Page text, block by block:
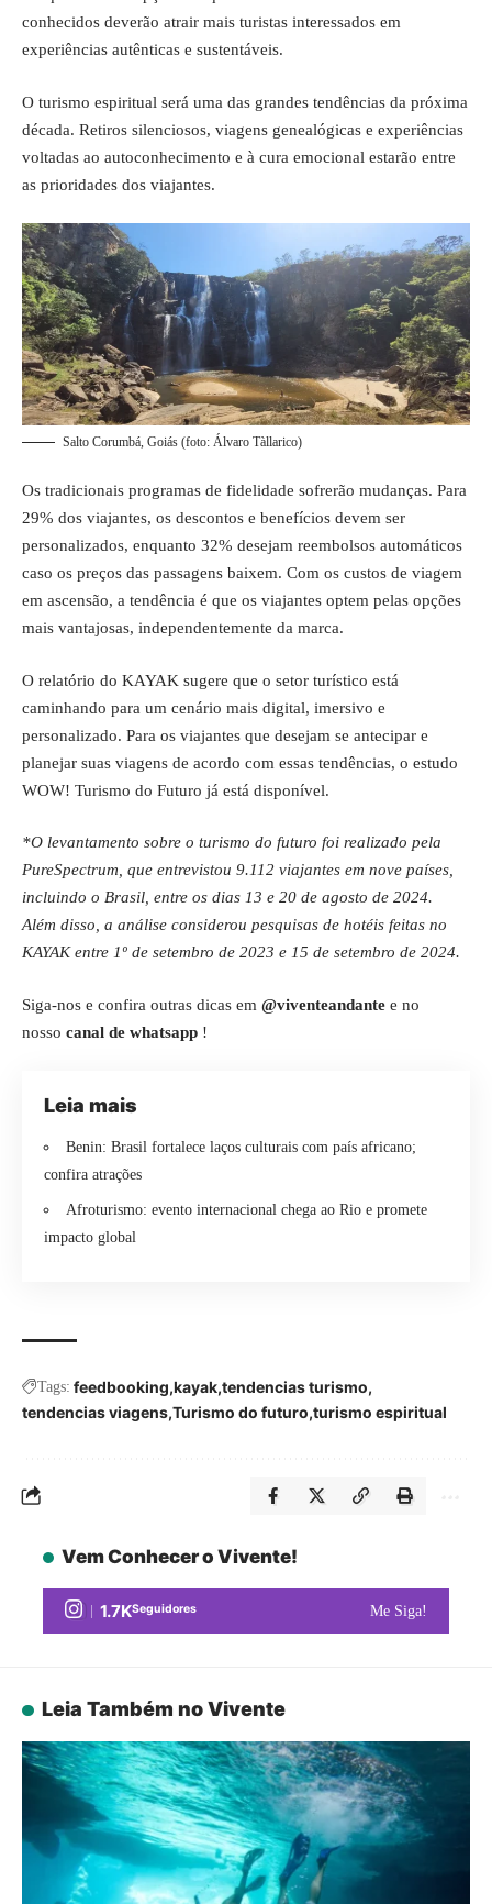
conhecidos deverão atrair mais turistas interessados em
experiências autênticas e sustentáveis.
O turismo espiritual será uma das grandes tendências da próxima
década. Retiros silenciosos, viagens genealógicas e experiências
voltadas ao autoconhecimento e à cura emocional estarão entre
as prioridades dos viajantes.
Salto Corumbá, Goiás (foto: Álvaro Tàllarico)
Os tradicionais programas de fidelidade sofrerão mudanças. Para
29% dos viajantes, os descontos e benefícios devem ser
personalizados, enquanto 32% desejam reembolsos automáticos
caso os preços das passagens baixem. Com os custos de viagem
em ascensão, a tendência é que os viajantes optem pelas opções
mais vantajosas, independentemente da marca.
O relatório do KAYAK sugere que o setor turístico está
caminhando para um cenário mais digital, imersivo e
personalizado. Para os viajantes que desejam se antecipar e
planejar suas viagens de acordo com essas tendências, o estudo
WOW! Turismo do Futuro já está disponível.
*O levantamento sobre o turismo do futuro foi realizado pela
PureSpectrum, que entrevistou 9.112 viajantes em nove países,
incluindo o Brasil, entre os dias 13 e 20 de agosto de 2024.
Além disso, a análise considerou pesquisas de hotéis feitas no
KAYAK entre 1º de setembro de 2023 e 15 de setembro de 2024.
Siga-nos e confira outras dicas em @viventeandante e no
nosso canal de whatsapp !
Leia mais
Benin: Brasil fortalece laços culturais com país africano;
confira atrações
Afroturismo: evento internacional chega ao Rio e promete
impacto global
Tags: feedbooking kayak tendencias turismo
tendencias viagens Turismo do futuro turismo espiritual
Vem Conhecer o Vivente!
1.7KSeguidores Me Siga!
Leia Também no Vivente